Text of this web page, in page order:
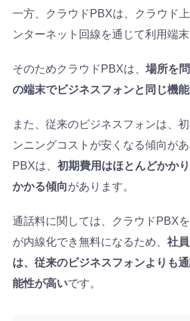
一方、クラウドPBXは、クラウド
ンターネット回線を通じて利用端末
そのためクラウドPBXは、 場所を
の端末でビジネスフォンと同じ機
また、従来のビジネスフォンは、
ンニングコストが安くなる傾向が
PBXは、 初期費用はほとんどかか
かかる傾向があります。
通話料に関しては、クラウドPBX
が内線化でき無料になるため、 社
は、従来のビジネスフォンよりも
能性が高いです。